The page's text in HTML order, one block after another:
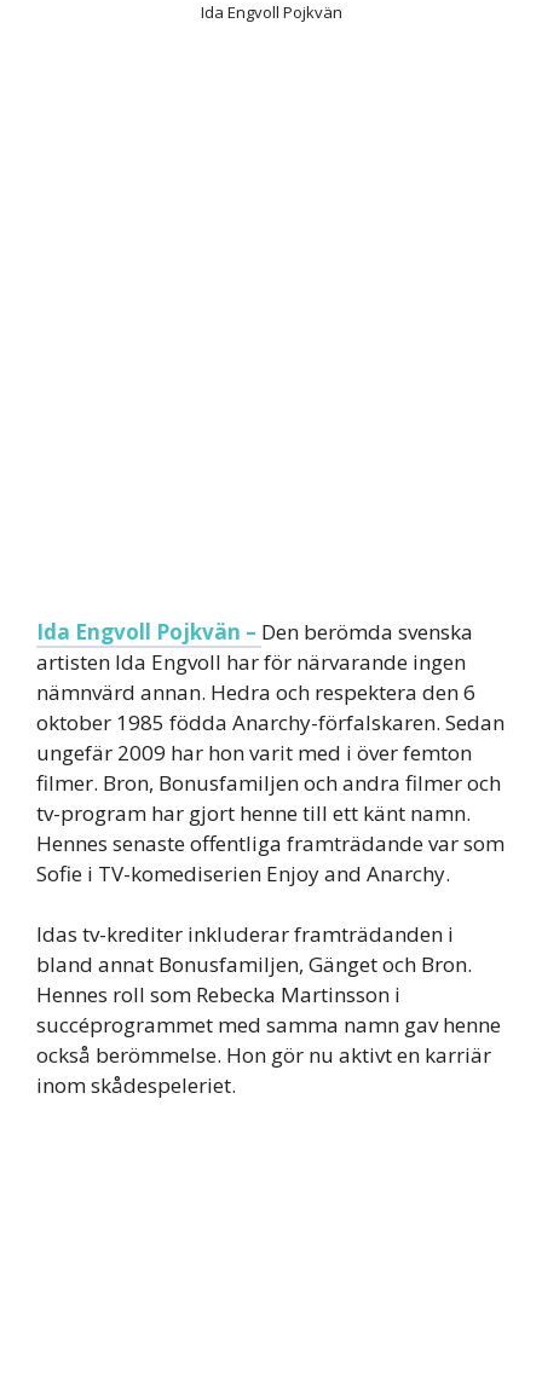
Ida Engvoll Pojkvän
Ida Engvoll Pojkvän – Den berömda svenska
artisten Ida Engvoll har för närvarande ingen
nämnvärd annan. Hedra och respektera den 6
oktober 1985 födda Anarchy-förfalskaren. Sedan
ungefär 2009 har hon varit med i över femton
filmer. Bron, Bonusfamiljen och andra filmer och
tv-program har gjort henne till ett känt namn.
Hennes senaste offentliga framträdande var som
Sofie i TV-komediserien Enjoy and Anarchy.
Idas tv-krediter inkluderar framträdanden i
bland annat Bonusfamiljen, Gänget och Bron.
Hennes roll som Rebecka Martinsson i
succéprogrammet med samma namn gav henne
också berömmelse. Hon gör nu aktivt en karriär
inom skådespeleriet.